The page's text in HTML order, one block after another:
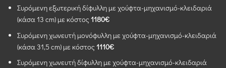
Συρόμενη εξωτερική δίφυλλη με χούφτα-μηχανισμό-κλειδαριά
(κάσα 13 cm) με κόστος 1180€
Συρόμενη χωνευτή μονόφυλλη με χούφτα-μηχανισμό-κλειδαριά
(κάσα 31,5 cm) με κόστος 1110€
Συρόμενη χωνευτή δίφυλλη με χούφτα-μηχανισμό-κλειδαριά